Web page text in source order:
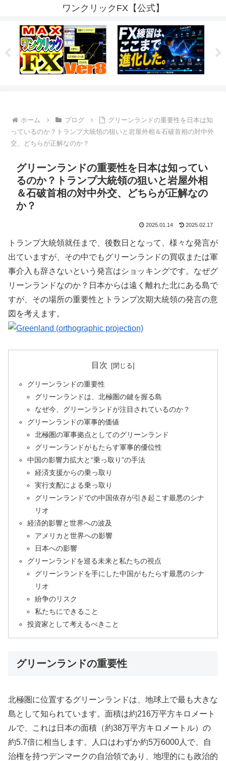
ワンクリックFX【公式】
ホーム ブログ
グリーンランドの重要性を日本は知
っているのか？トランプ大統領の狙いと岩屋外相＆石破首相の対中外
交、どちらが正解なのか？
グリーンランドの重要性を日本は知ってい
るのか？トランプ大統領の狙いと岩屋外相
＆石破首相の対中外交、どちらが正解なの
か？
2025.01.14 2025.02.17
トランプ大統領就任まで、後数日となって、様々な発言が
出ていますが、その中でもグリーンランドの買収または軍
事介入も辞さないという発言はショッキングです。なぜグ
リーンランドなのか？日本からは遠く離れた北にある島で
すが、その場所の重要性とトランプ次期大統領の発言の意
図を考えます。
目次
グリーンランドの重要性
グリーンランドは、北極圏の鍵を握る島
なぜ今、グリーンランドが注目されているのか？
グリーンランドの軍事的価値
北極圏の軍事拠点としてのグリーンランド
グリーンランドがもたらす軍事的優位性
中国の影響力拡大と“乗っ取り”の手法
経済支援からの乗っ取り
実行支配による乗っ取り
グリーンランドでの中国依存が引き起こす最悪のシナ
リオ
経済的影響と世界への波及
アメリカと世界への影響
日本への影響
グリーンランドを巡る未来と私たちの視点
グリーンランドを手にした中国がもたらす最悪のシナ
リオ
紛争のリスク
私たちにできること
投資家として考えるべきこと
グリーンランドの重要性
北極圏に位置するグリーンランドは、地球上で最も大きな
島として知られています。面積は約216万平方キロメート
ルで、これは日本の面積（約38万平方キロメートル）の
約5.7倍に相当します。人口はわずか約5万6000人で、自
治権を持つデンマークの自治領であり、地理的にも政治的